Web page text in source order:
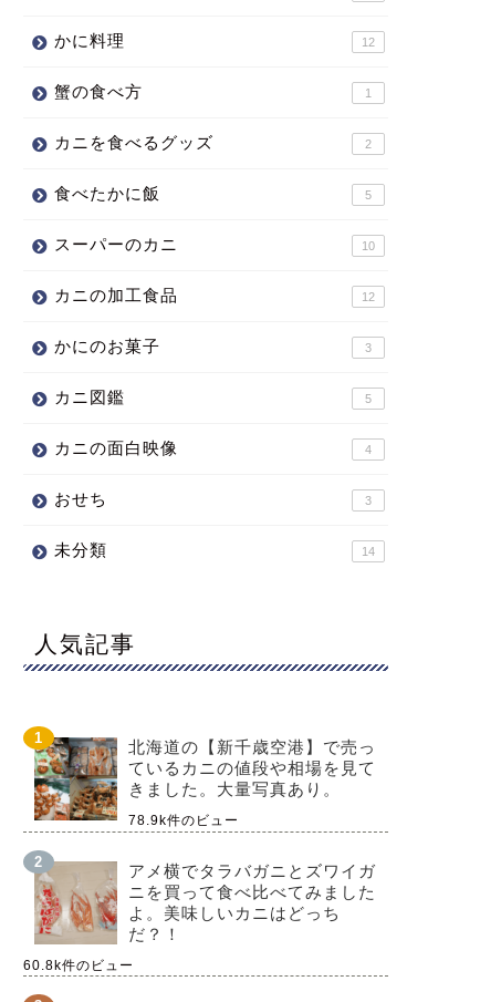
かに料理 12
蟹の食べ方 1
カニを食べるグッズ 2
食べたかに飯 5
スーパーのカニ 10
カニの加工食品 12
かにのお菓子 3
カニ図鑑 5
カニの面白映像 4
おせち 3
未分類 14
人気記事
北海道の【新千歳空港】で売っ
ているカニの値段や相場を見て
きました。大量写真あり。
78.9k件のビュー
アメ横でタラバガニとズワイガ
ニを買って食べ比べてみました
よ。美味しいカニはどっち
だ？！
60.8k件のビュー